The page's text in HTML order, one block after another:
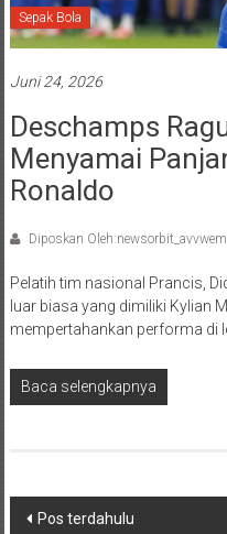
Sepak Bola
Juni 24, 2026
Deschamps
Menyamai
Ronaldo
Diposkan Oleh:newsorbit_avvwem
Pelatih tim nasional Prancis,
luar biasa yang dimiliki Kylian
mempertahankan performa di
Baca selengkapnya
Navigasi
Pos terdahulu